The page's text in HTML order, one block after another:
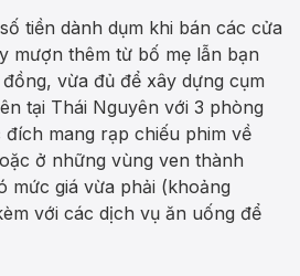
tiền dành dụm khi bán các cửa
mượn thêm từ bố mẹ lẫn bạn
vừa đủ để xây dựng cụm
tại Thái Nguyên với 3 phòng
mang rạp chiếu phim về
ở những vùng ven thành
mức giá vừa phải (khoảng
với các dịch vụ ăn uống để